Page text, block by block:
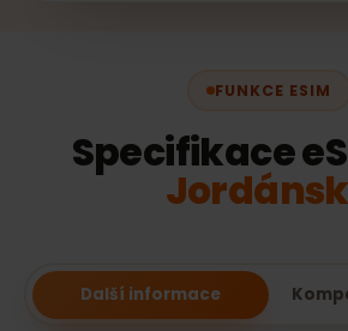
FUNKCE ESIM
Specifikace
Další informace